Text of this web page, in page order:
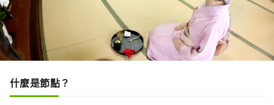
什麼是節點？